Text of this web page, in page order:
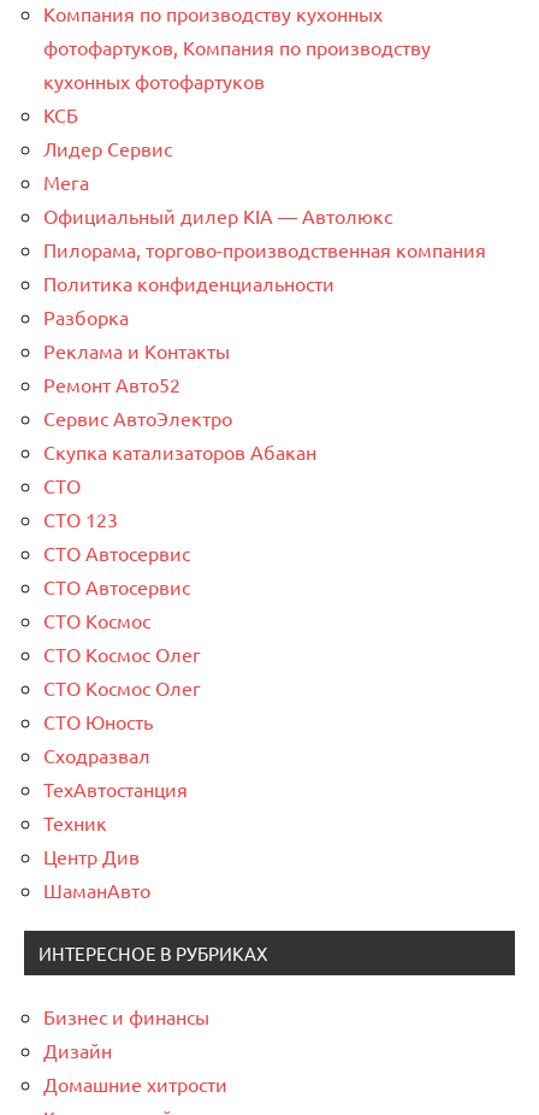
Компания по производству кухонных
фотофартуков, Компания по производству
кухонных фотофартуков
КСБ
Лидер Сервис
Мега
Официальный дилер KIA — Автолюкс
Пилорама, торгово-производственная компания
Политика конфиденциальности
Разборка
Реклама и Контакты
Ремонт Авто52
Сервис АвтоЭлектро
Скупка катализаторов Абакан
СТО
СТО 123
СТО Автосервис
СТО Автосервис
СТО Космос
СТО Космос Олег
СТО Космос Олег
СТО Юность
Сходразвал
ТехАвтостанция
Техник
Центр Див
ШаманАвто
ИНТЕРЕСНОЕ В РУБРИКАХ
Бизнес и финансы
Дизайн
Домашние хитрости